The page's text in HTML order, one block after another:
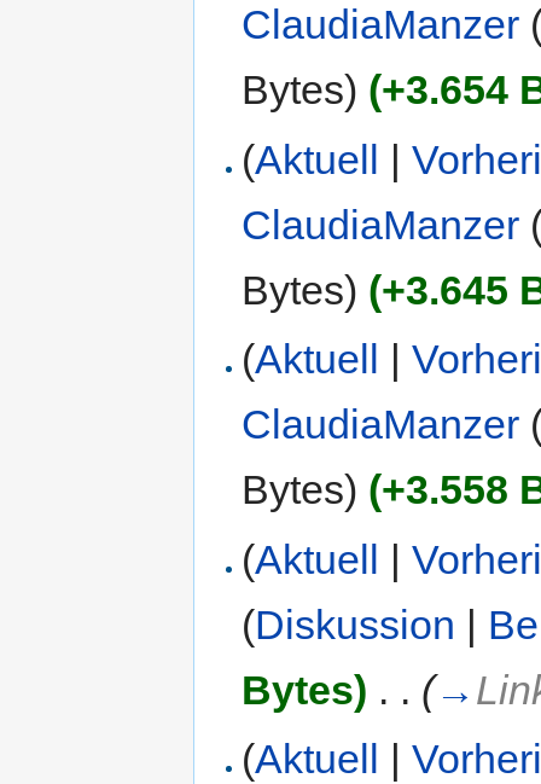
ClaudiaManzer
Bytes) (+3.654
(Aktuell |
ClaudiaManzer
Bytes) (+3.645
(Aktuell |
ClaudiaManzer
Bytes) (+3.558
(Aktuell |
(Diskussion |
Bytes) . . (→
(Aktuell |